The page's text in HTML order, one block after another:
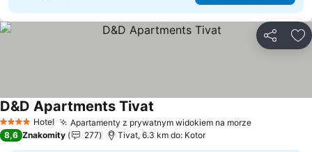
4 KategoriaHotel Apartamenty z prywatnym widokiem na morze
D&D Apartments Tivat
8,6 Znakomity 277 Tivat, 6.3 km do: Kotor